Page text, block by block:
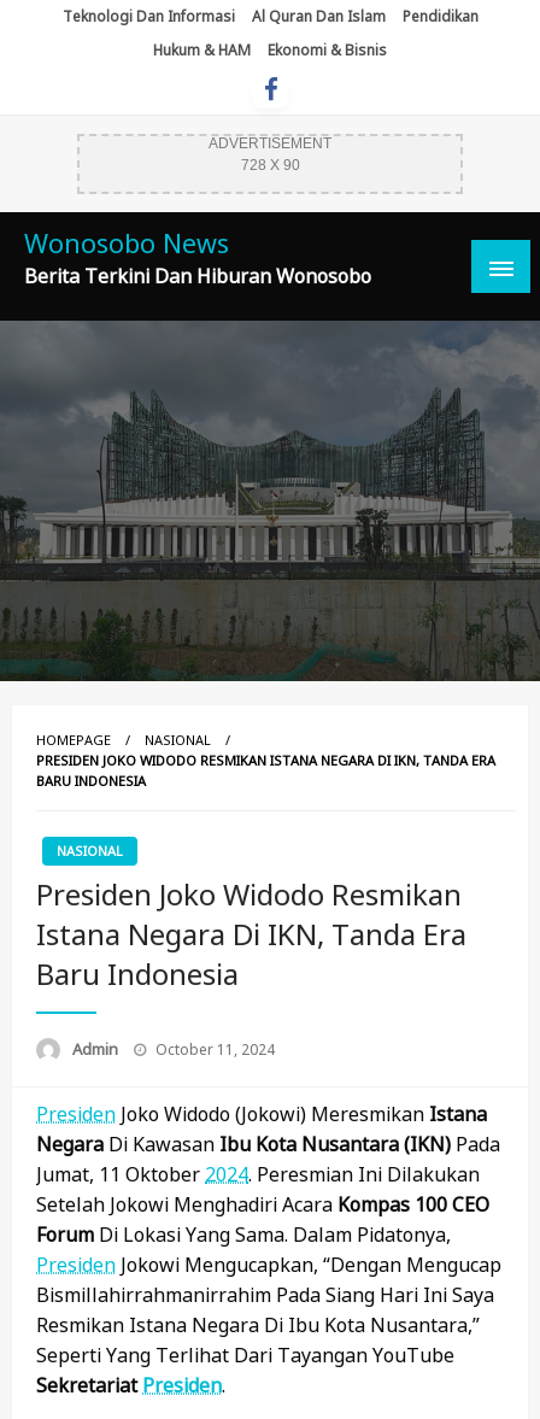
Teknologi Dan Informasi Al Quran Dan Islam
Pendidikan
Hukum & HAM
Ekonomi & Bisnis
ADVERTISEMENT
728 X 90
Wonosobo News
Berita Terkini Dan Hiburan Wonosobo
HOMEPAGE
NASIONAL
PRESIDEN JOKO WIDODO RESMIKAN ISTANA NEGARA DI IKN, TANDA ERA
BARU INDONESIA
NASIONAL
Presiden Joko Widodo Resmikan
Istana Negara Di IKN, Tanda Era
Baru Indonesia
Admin
Posted
October 11, 2024
Presiden Joko Widodo (Jokowi) Meresmikan Istana
Negara Di Kawasan Ibu Kota Nusantara (IKN) Pada
Jumat, 11 Oktober2024. Peresmian Ini Dilakukan
Setelah Jokowi Menghadiri Acara Kompas 100 CEO
Forum Di Lokasi Yang Sama. Dalam Pidatonya,
Presiden Jokowi Mengucapkan, “Dengan Mengucap
Bismillahirrahmanirrahim Pada Siang Hari Ini Saya
Resmikan Istana Negara Di Ibu Kota Nusantara,”
Seperti Yang Terlihat Dari Tayangan YouTube
SekretariatPresiden.